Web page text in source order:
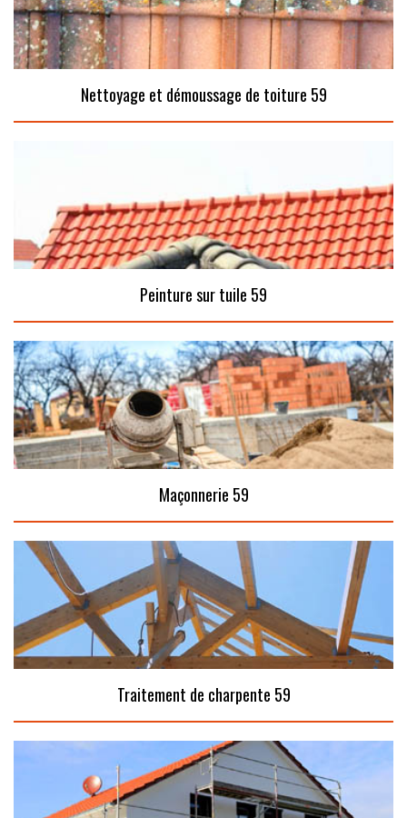
Nettoyage et démoussage de toiture 59
Peinture sur tuile 59
Maçonnerie 59
Traitement de charpente 59